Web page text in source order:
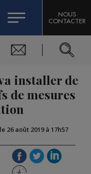
SKIABLES
BLANC
NOUS
CONTACTER
installer de
de mesures
26 août 2019 à 17h57